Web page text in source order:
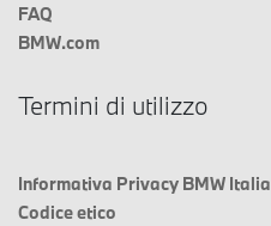
FAQ
BMW.com
Termini di utilizzo
Informativa Privacy BMW Italia
Codice etico